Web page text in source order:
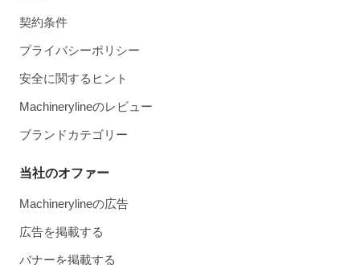
契約条件
プライバシーポリシー
安全に関するヒント
Machinerylineのレビュー
ブランドカテゴリー
当社のオファー
Machinerylineの広告
広告を掲載する
バナーを掲載する